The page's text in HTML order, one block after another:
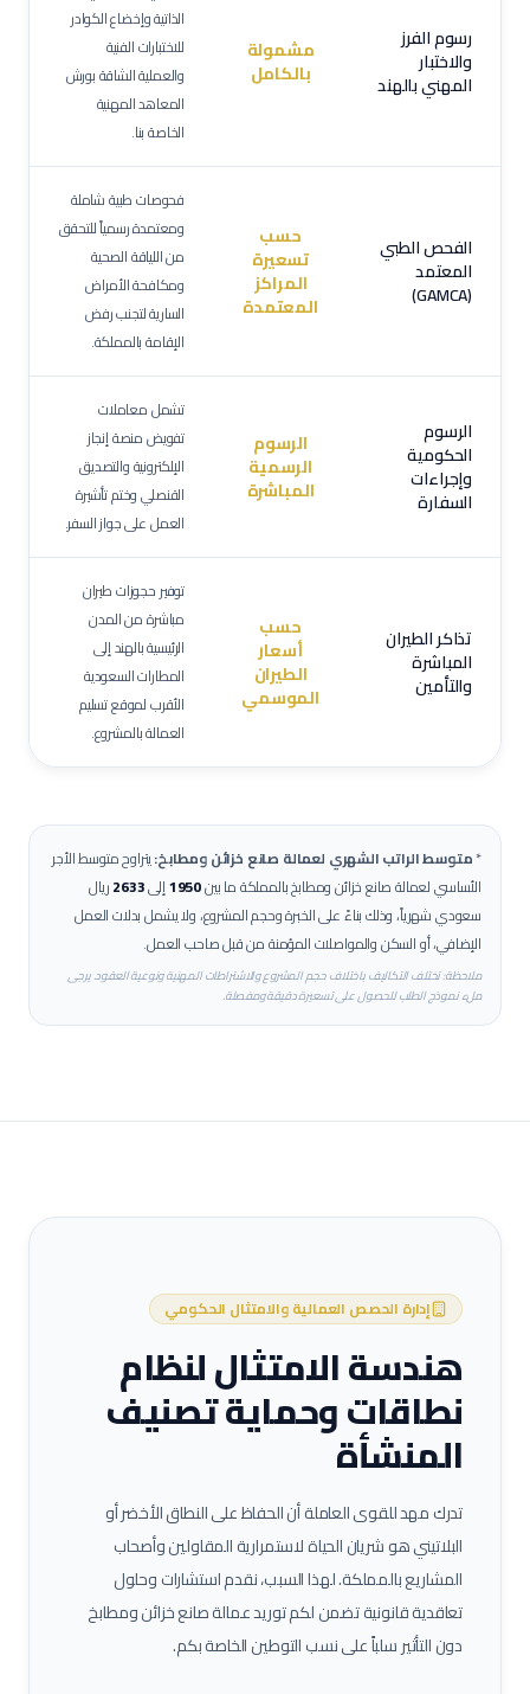
رسوم الفرز
والاختبار
المهني بالهند
مشمولة
بالكامل
الذاتية وإخضاع الكوادر
للاختبارات الفنية
والعملية الشاقة بورش
المعاهد المهنية
الخاصة بنا.
الفحص الطبي
المعتمد
(GAMCA)
حسب
تسعيرة
المراكز
المعتمدة
فحوصات طبية شاملة
ومعتمدة رسمياً للتحقق
من اللياقة الصحية
ومكافحة الأمراض
السارية لتجنب رفض
الإقامة بالمملكة.
الرسوم
الحكومية
وإجراءات
السفارة
الرسوم
الرسمية
المباشرة
تشمل معاملات
تفويض منصة إنجاز
الإلكترونية والتصديق
القنصلي وختم تأشيرة
العمل على جواز السفر.
تذاكر الطيران
المباشرة
والتأمين
حسب
أسعار
الطيران
الموسمي
توفير حجوزات طيران
مباشرة من المدن
الرئيسية بالهند إلى
المطارات السعودية
الأقرب لموقع تسليم
العمالة بالمشروع.
*متوسط الراتب الشهري لعمالة صانع خزائن ومطابخ:يتراوح متوسط الأجر
الأساسي لعمالةصانع خزائن ومطابخبالمملكة ما بين1950إلى2633ريال
سعودي شهرياً، وذلك بناءً على الخبرة وحجم المشروع، ولا يشمل بدلات العمل
الإضافي، أو السكن والمواصلات المؤمنة من قبل صاحب العمل.
ملاحظة: تختلف التكاليف باختلاف حجم المشروع والاشتراطات المهنية ونوعية العقود. يرجى
ملء نموذج الطلب للحصول على تسعيرة دقيقة ومفصلة.
إدارة الحصص العمالية والامتثال الحكومي
هندسة الامتثال لنظام
نطاقات وحماية تصنيف
المنشأة
تدرك مهد للقوى العاملة أن الحفاظ على النطاق الأخضر أو
البلاتيني هو شريان الحياة لاستمرارية المقاولين وأصحاب
المشاريع بالمملكة. لهذا السبب، نقدم استشارات وحلول
تعاقدية قانونية تضمن لكم توريد عمالةصانع خزائن ومطابخ
دون التأثير سلباً على نسب التوطين الخاصة بكم.